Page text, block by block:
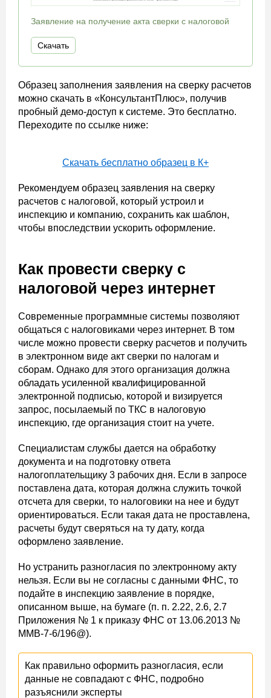
Заявление на получение акта сверки с налоговой
Скачать
Образец заполнения заявления на сверку расчетов
можно скачать в «КонсультантПлюс», получив
пробный демо-доступ к системе. Это бесплатно.
Переходите по ссылке ниже:
Скачать бесплатно образец в К+
Рекомендуем образец заявления на сверку
расчетов с налоговой, который устроил и
инспекцию и компанию, сохранить как шаблон,
чтобы впоследствии ускорить оформление.
Как провести сверку с
налоговой через интернет
Современные программные системы позволяют
общаться с налоговиками через интернет. В том
числе можно провести сверку расчетов и получить
в электронном виде акт сверки по налогам и
сборам. Однако для этого организация должна
обладать усиленной квалифицированной
электронной подписью, которой и визируется
запрос, посылаемый по ТКС в налоговую
инспекцию, где организация стоит на учете.
Специалистам службы дается на обработку
документа и на подготовку ответа
налогоплательщику 3 рабочих дня. Если в запросе
поставлена дата, которая должна служить точкой
отсчета для сверки, то налоговики на нее и будут
ориентироваться. Если такая дата не проставлена,
расчеты будут сверяться на ту дату, когда
оформлено заявление.
Но устранить разногласия по электронному акту
нельзя. Если вы не согласны с данными ФНС, то
подайте в инспекцию заявление в порядке,
описанном выше, на бумаге (п. п. 2.22, 2.6, 2.7
Приложения № 1 к приказу ФНС от 13.06.2013 №
ММВ-7-6/196@).
Как правильно оформить разногласия, если
данные не совпадают с ФНС, подробно
разъяснили эксперты